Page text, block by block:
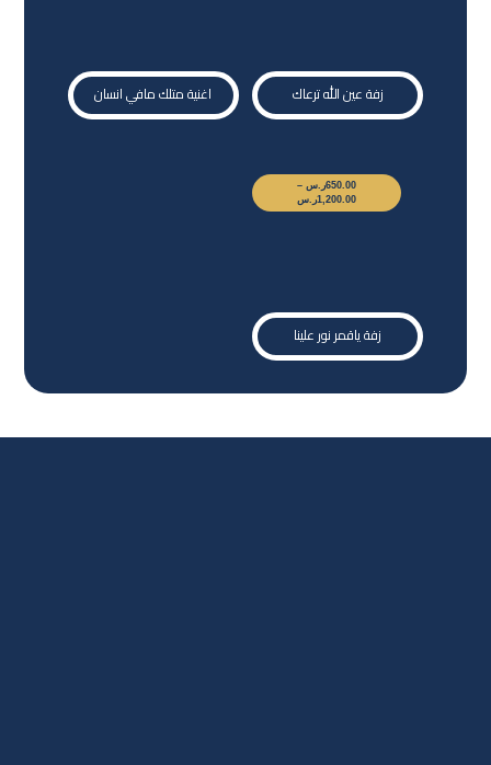
زفة عين الله ترعاك اغنية متلك مافي انسان
زفة ياقمر نور علينا
650.00ر.س –
1,200.00ر.س